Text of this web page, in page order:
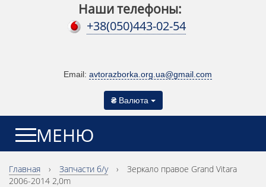
Наши телефоны:
+38(050)443-02-54
Email: avtorazborka.org.ua@gmail.com
₴ Валюта
МЕНЮ
Главная › Запчасти б/у ›
Зеркало правое Grand Vitara
2006-2014 2,0m